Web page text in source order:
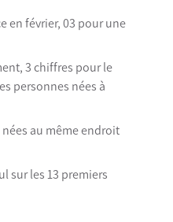
en février, 03 pour une
3 chiffres pour le
personnes nées à
au même endroit
sur les 13 premiers